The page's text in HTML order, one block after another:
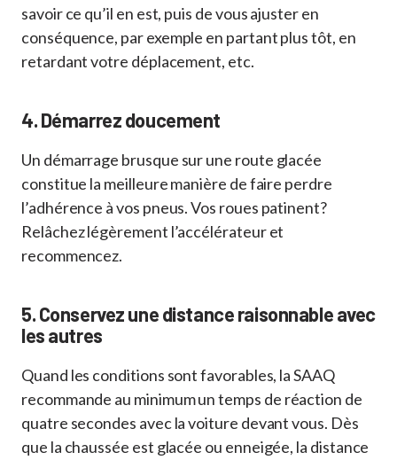
savoir ce qu’il en est, puis de vous ajuster en
conséquence, par exemple en partant plus tôt, en
retardant votre déplacement, etc.
4. Démarrez doucement
Un démarrage brusque sur une route glacée
constitue la meilleure manière de faire perdre
l’adhérence à vos pneus. Vos roues patinent?
Relâchez légèrement l’accélérateur et
recommencez.
5. Conservez une distance raisonnable avec
les autres
Quand les conditions sont favorables, la SAAQ
recommande au minimum un temps de réaction de
quatre secondes avec la voiture devant vous. Dès
que la chaussée est glacée ou enneigée, la distance